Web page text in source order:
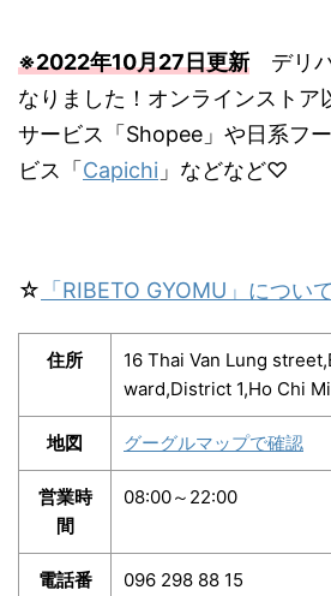
※2022年10月27日更新 デリ
なりました！オンラインストア
サービス「Shopee」や日系フ
ビス「 Capichi 」などなど♡
☆ 「RIBETO GYOMU」につい
住所
16 Thai Van Lung
ward,District 1,Ho Chi
地図 グーグルマップで確認
営業時
間
08:00～22:00
電話番
096 298 88 15